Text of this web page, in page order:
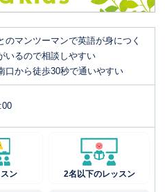
のマンツーマンで英語が身につく
いるので相談しやすい
口から徒歩30秒で通いやすい
ン 2名以下のレッスン